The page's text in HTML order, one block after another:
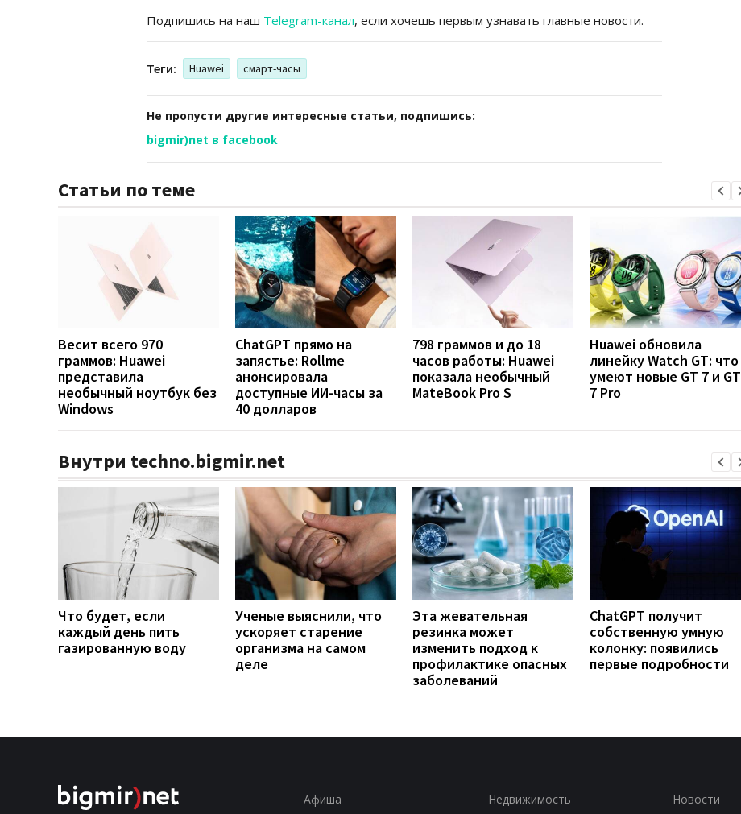
Подпишись на наш Telegram-канал, если хочешь первым узнавать главные новости.
Теги: Huawei смарт-часы
Не пропусти другие интересные статьи, подпишись:
bigmir)net в facebook
Статьи по теме
Весит всего 970
граммов: Huawei
представила
необычный ноутбук без
Windows
ChatGPT прямо на
запястье: Rollme
анонсировала
доступные ИИ-часы за
40 долларов
798 граммов и до 18
часов работы: Huawei
показала необычный
MateBook Pro S
Huawei обновила
линейку Watch GT: что
умеют новые GT 7 и GT
7 Pro
Внутри techno.bigmir.net
Что будет, если
каждый день пить
газированную воду
Ученые выяснили, что
ускоряет старение
организма на самом
деле
Эта жевательная
резинка может
изменить подход к
профилактике опасных
заболеваний
ChatGPT получит
собственную умную
колонку: появились
первые подробности
Афиша Недвижимость Новости